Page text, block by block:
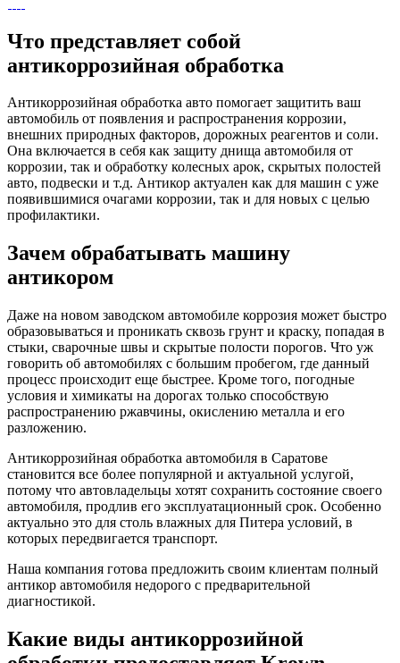
Что представляет собой
антикоррозийная обработка
Антикоррозийная обработка авто помогает защитить ваш
автомобиль от появления и распространения коррозии,
внешних природных факторов, дорожных реагентов и соли.
Она включается в себя как защиту днища автомобиля от
коррозии, так и обработку колесных арок, скрытых полостей
авто, подвески и т.д. Антикор актуален как для машин с уже
появившимися очагами коррозии, так и для новых с целью
профилактики.
Зачем обрабатывать машину
антикором
Даже на новом заводском автомобиле коррозия может быстро
образовываться и проникать сквозь грунт и краску, попадая в
стыки, сварочные швы и скрытые полости порогов. Что уж
говорить об автомобилях с большим пробегом, где данный
процесс происходит еще быстрее. Кроме того, погодные
условия и химикаты на дорогах только способствую
распространению ржавчины, окислению металла и его
разложению.
Антикоррозийная обработка автомобиля в Саратове
становится все более популярной и актуальной услугой,
потому что автовладельцы хотят сохранить состояние своего
автомобиля, продлив его эксплуатационный срок. Особенно
актуально это для столь влажных для Питера условий, в
которых передвигается транспорт.
Наша компания готова предложить своим клиентам полный
антикор автомобиля недорого с предварительной
диагностикой.
Какие виды антикоррозийной